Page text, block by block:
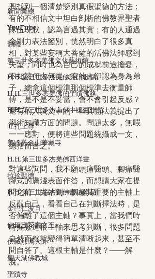
新聞彙總
YouTube
韻雕
第三世多杰羌佛文化藝術館
H.H.第三世多杰羌佛詩詞歌賦
H.H.三世多杰羌佛的聖蹟佛格
H.H.第三世多杰羌佛中國畫作品
旺扎上尊
美國舊金山華藏寺
H.H.第三世多杰羌佛西洋畫
拉珍聖德
H.H.第三世多杰羌佛書法作品
金巴仁波且
佛母玉花壽之王
伏藏那瑪大師
聖天湖佛教城
聖蹟寺
興找到一個清楚鑒別真假聖德的方法；
有的不相信文中坦白剖析的佛教界聖者
隊伍現狀，認為言過其實；有的人通過
金剛力表法鑒別，恍然明白了很多真
相，對某些妄稱大菩薩的活佛法師感到
失望，同時也為自己的成就前途擔憂，
不知該何去何從；有的人卻認為身為弟
子，總拿這個標準那個標準去衡量師
傅，是不是不妥當，會不會引起反感？
還有的人就文中的一些具體法義提出了
學術知識方面的問題。問題太多，無暇
一一應對，便將這些問題統攝成一文，
總括而言之。
對這些詢問，我不願頭痛醫頭、腳痛醫
腳式的膚淺表面作答，而想請大家在提
問之前，先站到一個極其重要的主軸上
反觀自己，看看自己在判斷擇法時，是
否偏離了這個主軸？事實上，當我們時
時握緊這根主軸來思考判斷，很多問題
自然而然就變得簡單清晰起來，甚至不
問自答了。這根主軸是什麼？——解
脫。